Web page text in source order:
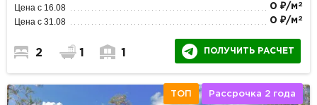
Цена с 16.08 0 ₽/м 2
Цена с 31.08 0 ₽/м 2
2 1 1 ПОЛУЧИТЬ РАСЧЕТ
ТОП Рассрочка 2 года